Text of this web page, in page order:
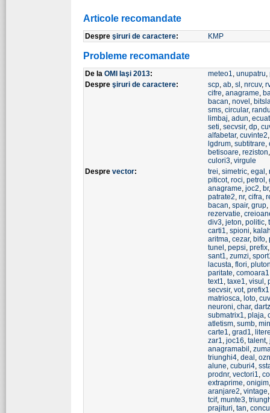
Articole recomandate
Despre şiruri de caractere: KMP
Probleme recomandate
De la OMI Iaşi 2013: meteo1, unupatru,
Despre şiruri de caractere: scp, ab, sl , nrcuv, rv
cifre, anagrame,
bacan, novel ,
sms, circular,
limbaj, adun,
seti, secvsir, dp,
alfabetar, cuvinte2
lgdrum, subtitrare,
betisoare, reziston
culori3, virgule
Despre vector: trei, simetric, egal ,
piticot, roci, petrol ,
anagrame, joc2, br
patrate2, nr, cifra,
bacan, spair, grup,
rezervatie,
div3, jeton, politic,
carti1, spioni,
aritma, cezar, bifo,
tunel , pepsi, prefix
sant1, zumzi,
lacusta, flori,
paritate, comoara1
text1, taxe1, visul ,
secvsir, vot, prefix1
matriosca, loto,
neuroni, char, dartz
submatrix1, plaja,
atletism, sumb,
carte1, grad1,
zar1, joc16, talent,
anagramabil ,
triunghi4, deal ,
alune, cuburi4,
prodnr, vectori1,
extraprime, onigim
aranjare2, vintage
tcif, munte3,
prajituri, tan,